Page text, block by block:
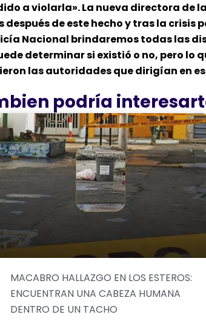
a violarla». La nueva directora de
después de este hecho y tras la
Nacional brindaremos todas las
determinar si existió o no, pero lo
las autoridades que dirigían en
podría
MACABRO HALLAZGO EN LOS ESTEROS:
ENCUENTRAN UNA CABEZA HUMANA
DENTRO DE UN TACHO